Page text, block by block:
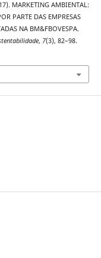
MARKETING AMBIENTAL:
PARTE DAS EMPRESAS
NA BM&FBOVESPA.
, 7(3), 82–98.